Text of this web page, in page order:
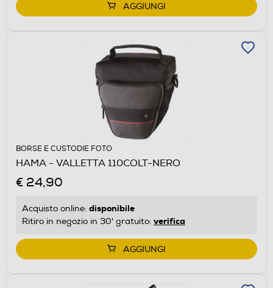
AGGIUNGI
BORSE E CUSTODIE FOTO
HAMA - VALLETTA 110COLT-NERO
€ 24,90
Acquisto online: disponibile
Ritiro in negozio in 30' gratuito: verifica
AGGIUNGI